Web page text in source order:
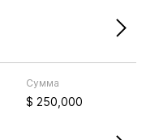
Сумма
$ 250,000